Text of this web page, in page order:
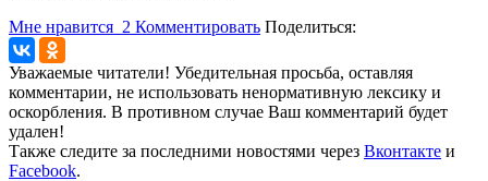
Мне нравится 2 Комментировать Поделиться:
Уважаемые читатели! Убедительная просьба, оставляя
комментарии, не использовать ненормативную лексику и
оскорбления. В противном случае Ваш комментарий будет
удален!
Также следите за последними новостями через Вконтакте и
Facebook.